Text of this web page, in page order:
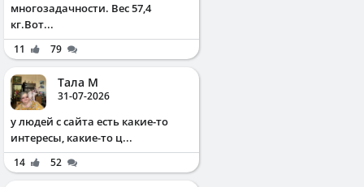
многозадачности. Вес 57,4
кг.Вот...
11 79
Тала М
31-07-2026
у людей с сайта есть какие-то
интересы, какие-то ц...
14 52